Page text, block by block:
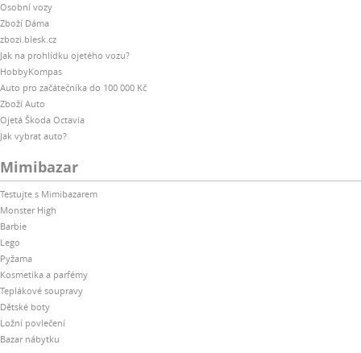
Osobní vozy
Zboží Dáma
zbozi.blesk.cz
Jak na prohlídku ojetého vozu?
HobbyKompas
Auto pro začátečníka do 100 000 Kč
Zboží Auto
Ojetá Škoda Octavia
Jak vybrat auto?
Mimibazar
Testujte s Mimibazarem
Monster High
Barbie
Lego
Pyžama
Kosmetika a parfémy
Teplákové soupravy
Dětské boty
Ložní povlečení
Bazar nábytku